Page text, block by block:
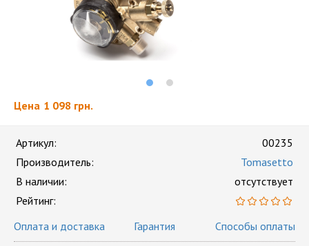
Цена 1 098 грн.
Артикул:
00235
Производитель:
Tomasetto
В наличии:
отсутствует
Рейтинг:
Оплата и доставка
Гарантия Способы оплаты